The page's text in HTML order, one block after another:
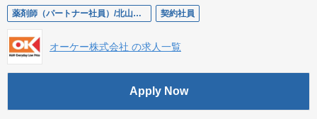
薬剤師（パートナー社員）/北山田店 契約社員
オーケー株式会社 の求人一覧
Apply Now